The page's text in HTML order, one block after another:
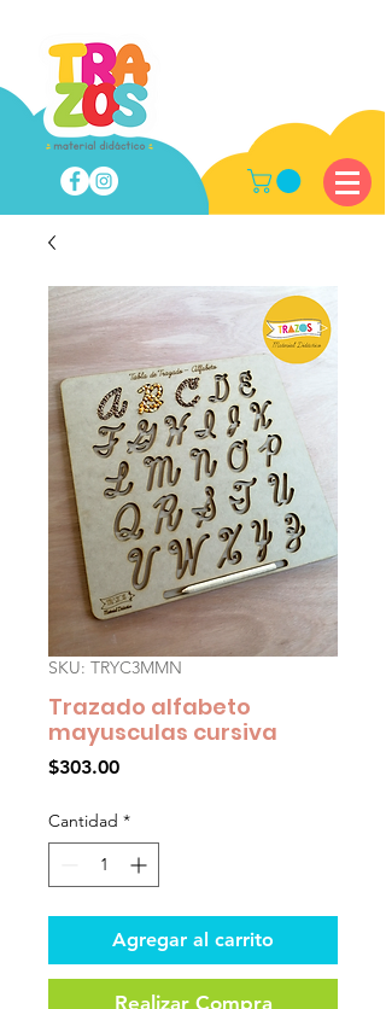
SKU: TRYC3MMN
Trazado alfabeto
mayusculas cursiva
$303.00Precio
Cantidad *
Agregar al carrito
Realizar Compra